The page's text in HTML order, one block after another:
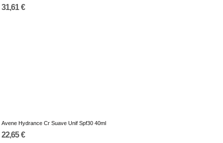
31,61 €
Avene Hydrance Cr Suave Unif Spf30 40ml
22,65 €